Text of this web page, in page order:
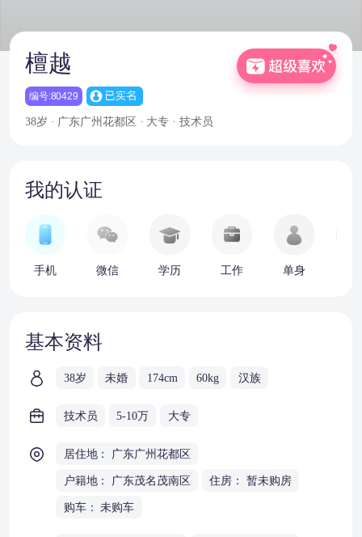
檀越
编号:80429
38岁 · 广东广州花都区 · 大专 · 技术员
我的认证
手机 微信 学历 工作 单身
基本资料
38岁 未婚 174cm 60kg 汉族
技术员 5-10万 大专
居住地： 广东广州花都区
户籍地： 广东茂名茂南区 住房： 暂未购房
购车： 未购车